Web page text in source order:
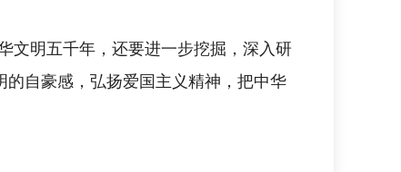
文明五千年，还要进一步挖掘，深入研
自豪感，弘扬爱国主义精神，把中华